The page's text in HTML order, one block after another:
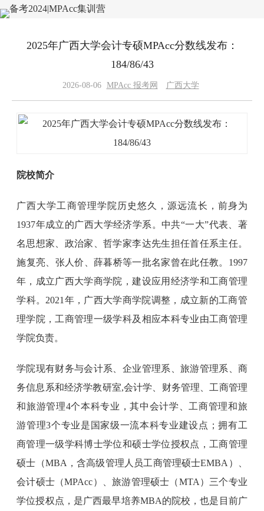
2025年广西大学会计专硕MPAcc分数线发布：
184/86/43
2026-08-06 MPAcc 报考网 广西大学
院校简介
广西大学工商管理学院历史悠久，源远流长，前身为
1937年成立的广西大学经济学系。中共“一大”代表、著
名思想家、政治家、哲学家李达先生担任首任系主任。
施复亮、张人价、薛暮桥等一批名家曾在此任教。1997
年，成立广西大学商学院，建设应用经济学和工商管理
学科。2021年，广西大学商学院调整，成立新的工商管
理学院，工商管理一级学科及相应本科专业由工商管理
学院负责。
学院现有财务与会计系、企业管理系、旅游管理系、商
务信息系和经济学教研室,会计学、财务管理、工商管理
和旅游管理4个本科专业，其中会计学、工商管理和旅
游管理3个专业是国家级一流本科专业建设点；拥有工
商管理一级学科博士学位和硕士学位授权点，工商管理
硕士（MBA，含高级管理人员工商管理硕士EMBA）、
会计硕士（MPAcc）、旅游管理硕士（MTA）三个专业
学位授权点，是广西最早培养MBA的院校，也是目前广